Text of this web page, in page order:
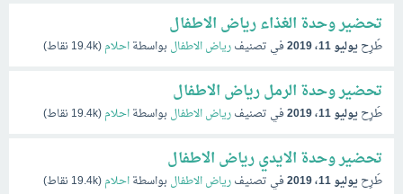
تحضير وحدة الغذاء رياض الاطفال
طُرِحيوليو 11، 2019 في تصنيفرياض الاطفالبواسطةاحلام(
19.4kنقاط)
تحضير وحدة الرمل رياض الاطفال
طُرِحيوليو 11، 2019 في تصنيفرياض الاطفالبواسطةاحلام(
19.4kنقاط)
تحضير وحدة الايدي رياض الاطفال
طُرِحيوليو 11، 2019 في تصنيفرياض الاطفالبواسطةاحلام(
19.4kنقاط)